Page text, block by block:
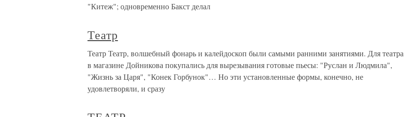
"Китеж"; одновременно Бакст делал
Театр
Театр Театр, волшебный фонарь и калейдоскоп были самыми ранними занятиями. Для театра
в магазине Дойникова покупались для вырезывания готовые пьесы: "Руслан и Людмила",
"Жизнь за Царя", "Конек Горбунок"… Но эти установленные формы, конечно, не
удовлетворяли, и сразу